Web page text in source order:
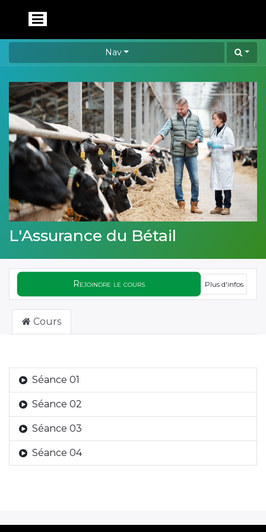
Nav
L'Assurance du Bétail
Rejoindre le cours Plus d'infos
Cours
Séance 01
Séance 02
Séance 03
Séance 04